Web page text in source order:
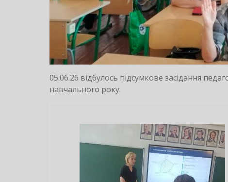
05.06.26 відбулось підсумкове засідання
навчального року.